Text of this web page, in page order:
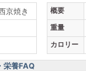
京焼き 概要
重量
カロリー
栄養FAQ